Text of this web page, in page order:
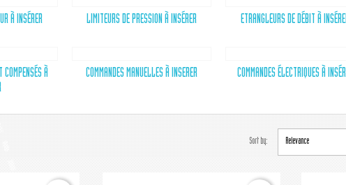
À INSÉRER LIMITEURS DE PRESSION À INSÉRER ETRANGLEURS DE DÉBIT À
COMPENSÉS À
COMMANDES MANUELLES À INSERER COMMANDES ÉLECTRIQUES À
Sort by: Relevance